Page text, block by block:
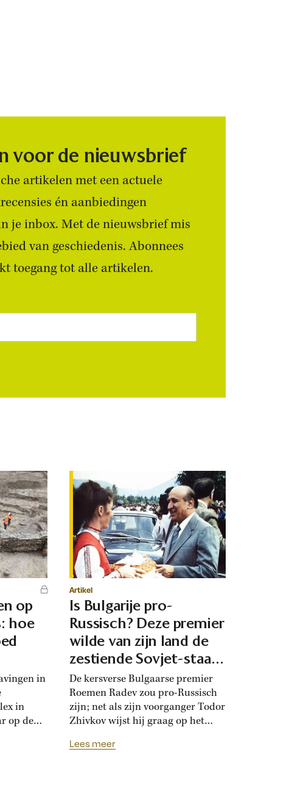
voor de nieuwsbrief
artikelen met een actuele
én aanbiedingen
je inbox. Met de nieuwsbrief mis
van geschiedenis. Abonnees
toegang tot alle artikelen.
op
hoe
in
in
op de
Artikel
Is Bulgarije pro-
Russisch? Deze premier
wilde van zijn land de
zestiende Sovjet-staat
maken
De kersverse Bulgaarse premier
Roemen Radev zou pro-Russisch
zijn; net als zijn voorganger Todor
Zhivkov wijst hij graag op het
1878. Die vroegere premier was zo
Lees meer